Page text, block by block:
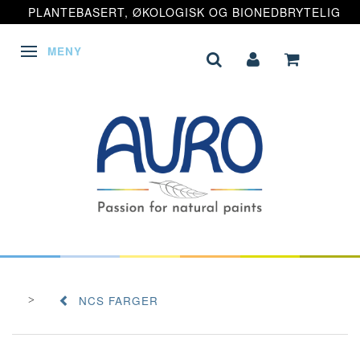
PLANTEBASERT, ØKOLOGISK OG BIONEDBRYTELIG
VEKSLE NAVIGASJON
MENY
NCS FARGER